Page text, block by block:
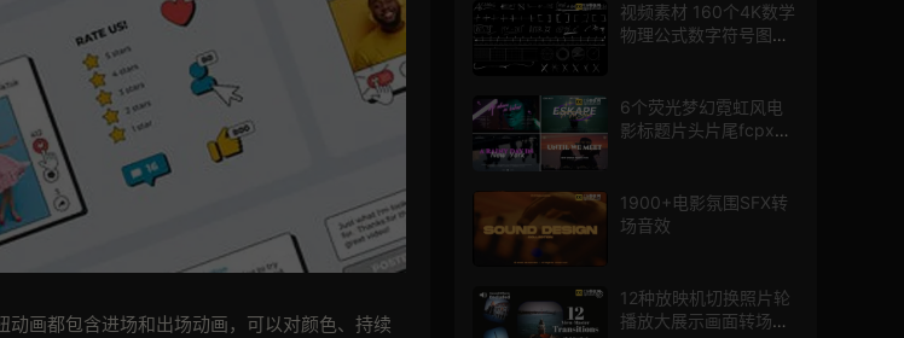
画都包含进场和出场动画，可以对颜色、持续
视频素材 160个4K数学
物理公式数字符号图标
6个荧光梦幻霓虹风电
影标题片头片尾fcpx插
1900+电影氛围SFX转
场音效
12种放映机切换照片轮
播放大展示画面转场动